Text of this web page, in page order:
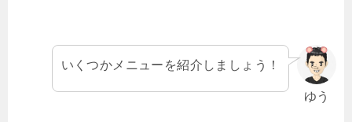
ゆう
いくつかメニューを紹介しましょう！